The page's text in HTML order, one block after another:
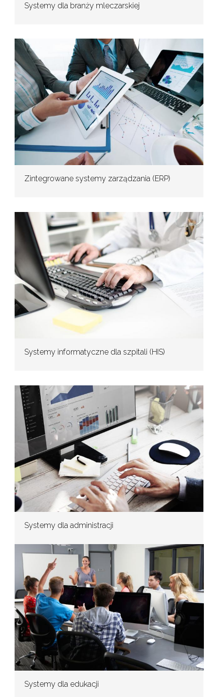
Systemy dla branży mleczarskiej
Zintegrowane systemy zarządzania (ERP)
Systemy informatyczne dla szpitali (HIS)
Systemy dla administracji
Systemy dla edukacji